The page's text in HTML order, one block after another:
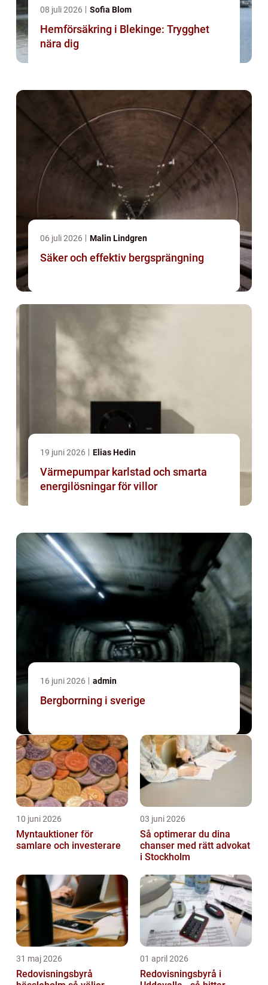
08 juli 2026 Sofia Blom
Hemförsäkring i Blekinge: Trygghet
nära dig
06 juli 2026 Malin Lindgren
Säker och effektiv bergsprängning
19 juni 2026 Elias Hedin
Värmepumpar karlstad och smarta
energilösningar för villor
16 juni 2026 admin
Bergborrning i sverige
10 juni 2026
Myntauktioner för
samlare och investerare
03 juni 2026
Så optimerar du dina
chanser med rätt advokat
i Stockholm
31 maj 2026
Redovisningsbyrå
01 april 2026
Redovisningsbyrå i